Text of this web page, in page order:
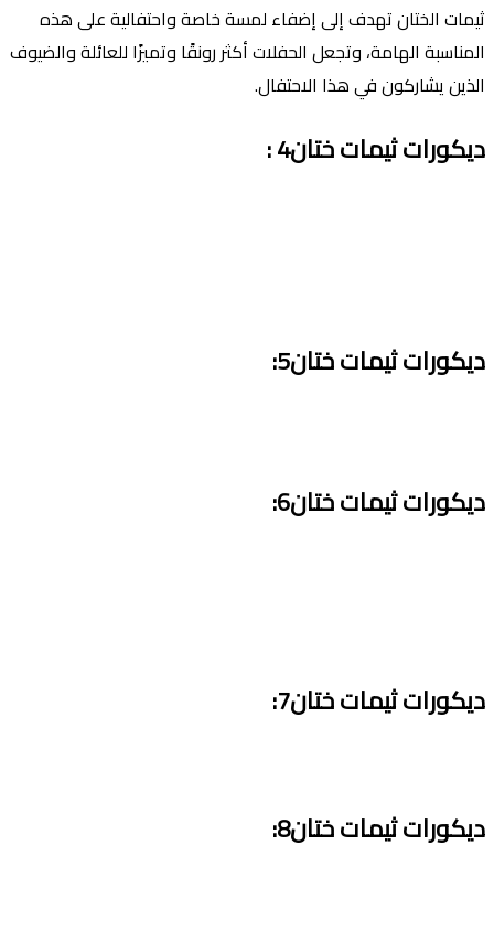
ثيمات الختان تهدف إلى إضفاء لمسة خاصة واحتفالية على هذه
المناسبة الهامة، وتجعل الحفلات أكثر رونقًا وتميزًا للعائلة والضيوف
الذين يشاركون في هذا الاحتفال.
ديكورات ثيمات ختان4 :
ديكورات ثيمات ختان5:
ديكورات ثيمات ختان6:
ديكورات ثيمات ختان7:
ديكورات ثيمات ختان8: